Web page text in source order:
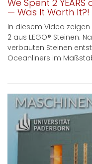
We Spent 2 YEARS
— Was It Worth It?!
In diesem Video
2 aus LEGO® Steinen.
verbauten Steinen
Oceanliners im Maßstab